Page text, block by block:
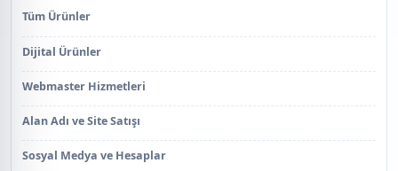
Tüm Ürünler
Dijital Ürünler
Webmaster Hizmetleri
Alan Adı ve Site Satışı
Sosyal Medya ve Hesaplar